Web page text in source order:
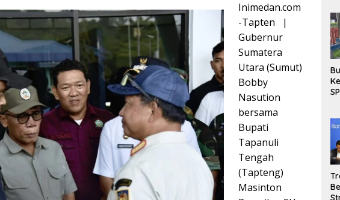
Inimedan.com
-Tapten |
Gubernur
Sumatera
Utara (Sumut)
Bobby
Nasution
bersama
Bupati
Tapanuli
Tengah
(Tapteng)
Masinton